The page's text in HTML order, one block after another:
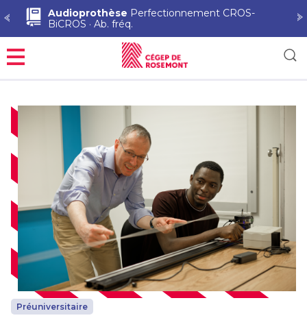
Audioprothèse Perfectionnement CROS-
BiCROS · Ab. fréq.
Menu
Préuniversitaire